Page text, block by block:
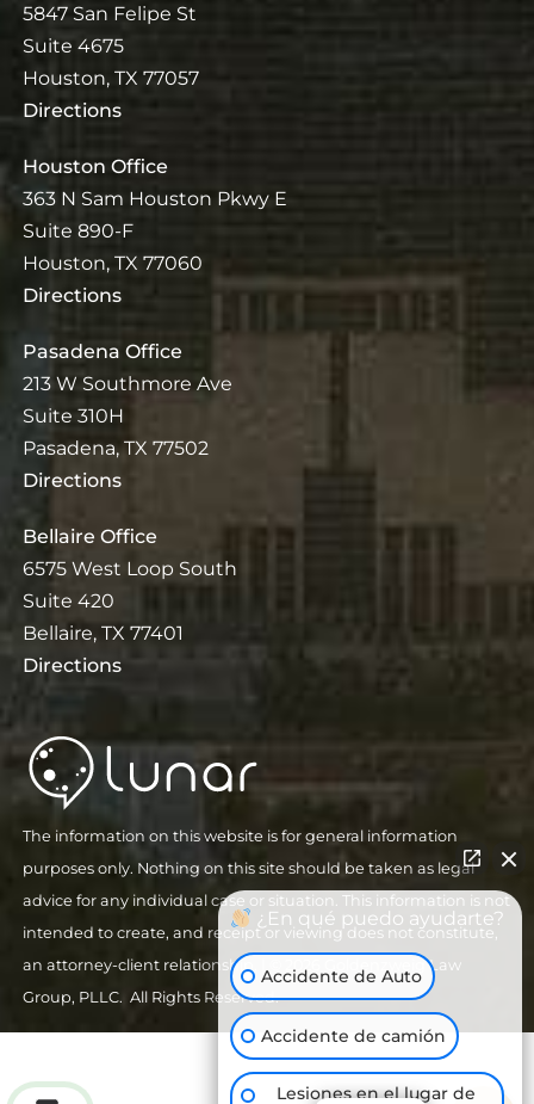
5847 San Felipe St
Suite 4675
Houston, TX 77057
Directions
Houston Office
363 N Sam Houston Pkwy E
Suite 890-F
Houston, TX 77060
Directions
Pasadena Office
213 W Southmore Ave
Suite 310H
Pasadena, TX 77502
Directions
Bellaire Office
6575 West Loop South
Suite 420
Bellaire, TX 77401
Directions
The information on this website is for general information
purposes only. Nothing on this site should be taken as legal
advice for any individual case or situation. This information is not
intended to create, and receipt or viewing does not constitute,
an attorney-client relationship.
| © 2026 Goldenzweig Law
Group, PLLC. All Rights Reserved.
¿En qué puedo ayudarte?
Accidente de Auto
Accidente de camión
Lesiones en el lugar de